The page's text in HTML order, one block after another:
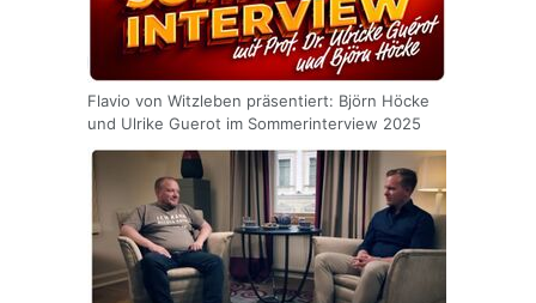
Flavio von Witzleben präsentiert: Björn Höcke
und Ulrike Guerot im Sommerinterview 2025